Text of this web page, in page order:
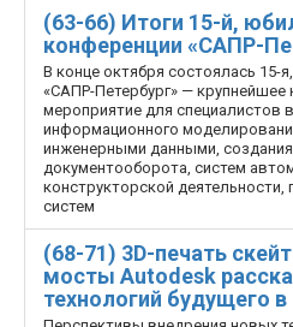
(63-66) Итоги 15-й,
конференции «САПР-
В конце октября состоялась 15-
«САПР-Петербург» — крупнейшее
мероприятие для специалистов
информационного
инженерными данными,
документооборота, систем
конструкторской
систем
(68-71) 3D-печать
мосты Autodesk
технологий будущего в